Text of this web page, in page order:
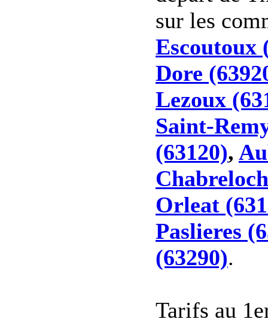
sur les
Escoutoux
Dore
Lezoux
Saint-
(63120),
Orleat
Paslieres
(63290).
Tarifs au